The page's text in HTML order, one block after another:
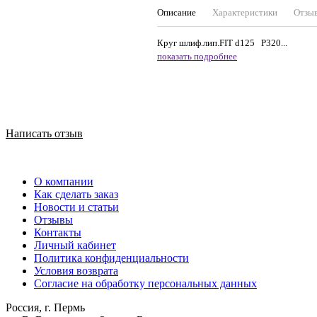
Описание Характеристики
Круг шлиф.лип.FIT d125 Р320...
показать подробнее
Написать отзыв
О компании
Как сделать заказ
Новости и статьи
Отзывы
Контакты
Личный кабинет
Политика конфиденциальности
Условия возврата
Согласие на обработку персональных данных
Россия, г. Пермь